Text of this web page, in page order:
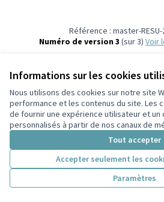
Informations sur les cookies
Nous utilisons des cookies sur notre site
performance et les contenus du site. Les
de fournir une expérience utilisateur et un
personnalisés à partir de nos canaux de
Tout accepter
Accepter seulement les
Paramètres
Référence : master-RESU-
Numéro de version 3 (sur 3)
Conditions d'utilisation
Paramètres des cookies
Participez Villeurbanne sur X
(Lien externe)
Participez Villeurbanne sur Facebook
Participez Villeurbanne sur
Participez Villeurbanne sur
(Lien externe)
Site réalisé grâce aulogiciel libre Decidim .